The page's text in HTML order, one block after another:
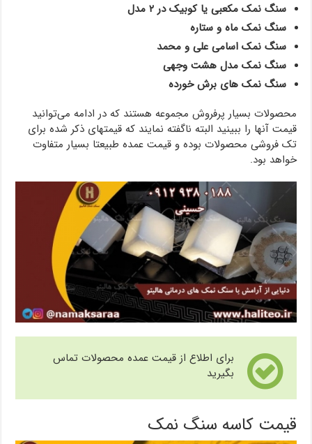
سنگ نمک مکعبی یا کوبیک در ۲ مدل
سنگ نمک ماه و ستاره
سنگ نمک اسامی علی و محمد
سنگ نمک مدل هشت وجهی
سنگ نمک های برش خورده
محصولات بسیار پرفروش مجموعه هستند که در ادامه می‌توانید
قیمت آنها را ببینید البته ناگفته نمایند که قیمتهای ذکر شده برای
تک فروشی محصولات بوده و قیمت عمده طبیعتا بسیار متفاوت
خواهد بود.
برای اطلاع از قیمت عمده محصولات تماس
بگیرید
قیمت کاسه سنگ نمک